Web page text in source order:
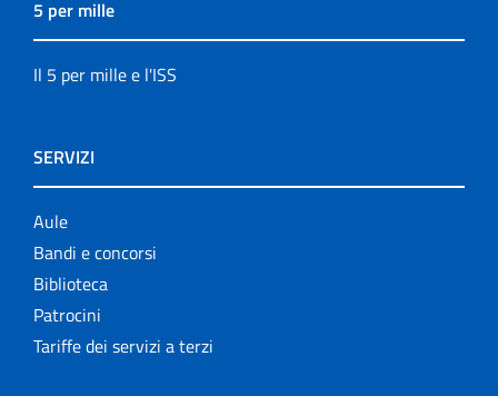
5 per mille
Il 5 per mille e l'ISS
SERVIZI
Aule
Bandi e concorsi
Biblioteca
Patrocini
Tariffe dei servizi a terzi